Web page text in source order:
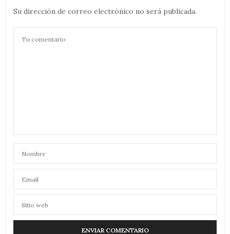
Su dirección de correo electrónico no será publicada.